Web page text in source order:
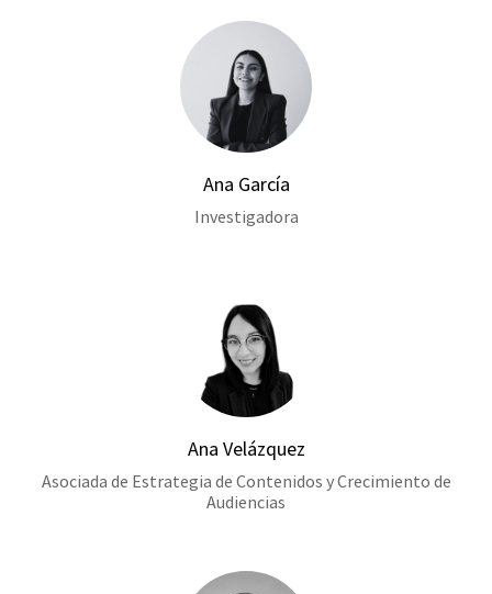
Ana García
Investigadora
Ana Velázquez
Asociada de Estrategia de Contenidos y Crecimiento de
Audiencias